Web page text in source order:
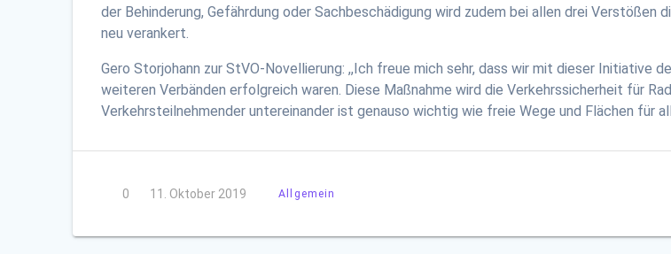
der Behinderung, Gefährdung oder Sachbeschädigung wird zudem bei allen drei Verstößen
neu verankert.
Gero Storjohann zur StVO-Novellierung: ,,Ich freue mich sehr, dass wir mit dieser Initiative
weiteren Verbänden erfolgreich waren. Diese Maßnahme wird die Verkehrssicherheit für
Verkehrsteilnehmender untereinander ist genauso wichtig wie freie Wege und Flächen für
0 11. Oktober 2019 Allgemein